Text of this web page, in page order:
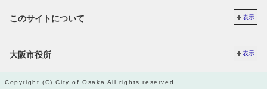
このサイトについて 表示
大阪市役所 表示
Copyright (C) City of Osaka All rights reserved.